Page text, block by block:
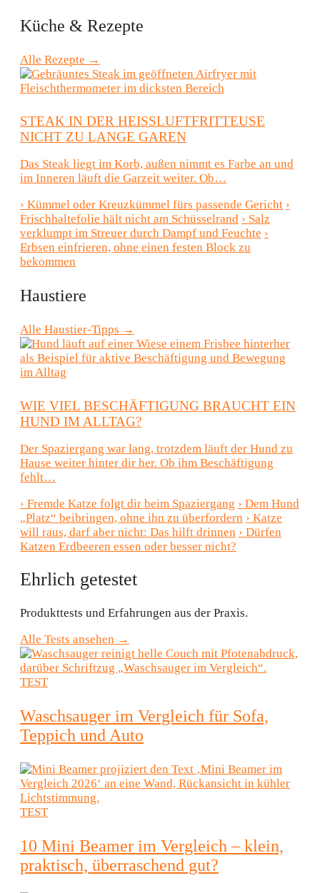
Küche & Rezepte
Alle Rezepte →
STEAK IN DER HEISSLUFTFRITTEUSE N
ICHT ZU LANGE GAREN
Das Steak liegt im Korb, außen nimmt es Farbe an und
im Inneren läuft die Garzeit weiter. Ob…
› Kümmel oder Kreuzkümmel fürs passende Gericht ›
Frischhaltefolie hält nicht am Schüsselrand › Salz
verklumpt im Streuer durch Dampf und Feuchte ›
Erbsen einfrieren, ohne einen festen Block zu
bekommen
Haustiere
Alle Haustier-Tipps →
WIE VIEL BESCHÄFTIGUNG BRAUCHT EIN
HUND IM ALLTAG?
Der Spaziergang war lang, trotzdem läuft der Hund zu
Hause weiter hinter dir her. Ob ihm Beschäftigung
fehlt…
› Fremde Katze folgt dir beim Spaziergang › Dem Hund
„Platz“ beibringen, ohne ihn zu überfordern › Katze
will raus, darf aber nicht: Das hilft drinnen › Dürfen
Katzen Erdbeeren essen oder besser nicht?
Ehrlich getestet
Produkttests und Erfahrungen aus der Praxis.
Alle Tests ansehen →
TEST
Waschsauger im Vergleich für Sofa,
Teppich und Auto
TEST
10 Mini Beamer im Vergleich – klein,
praktisch, überraschend gut?